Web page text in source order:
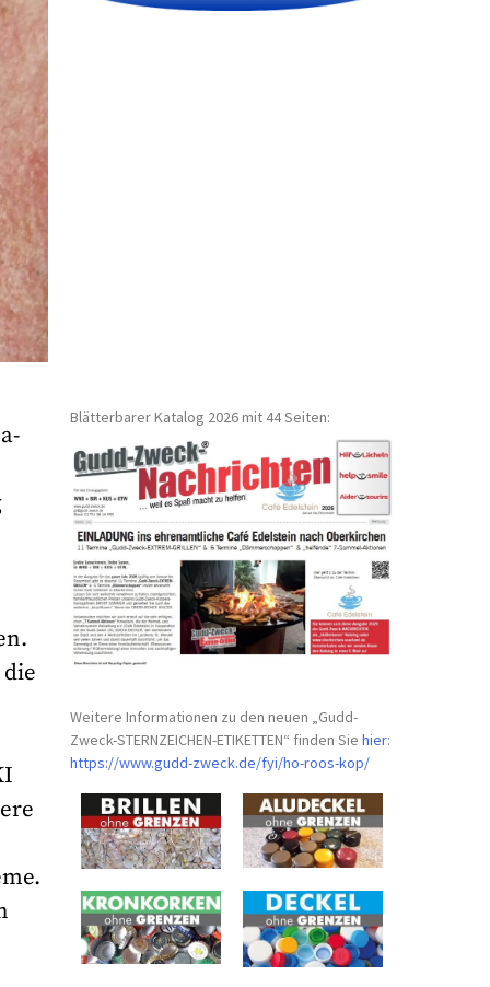
Blätterbarer Katalog 2026 mit 44 Seiten:
Weitere Informationen zu den neuen „Gudd-
Zweck-STERNZEICHEN-ETIKETTEN“ finden Siehier:
https://www.gudd-zweck.de/fyi/ho-roos-kop/